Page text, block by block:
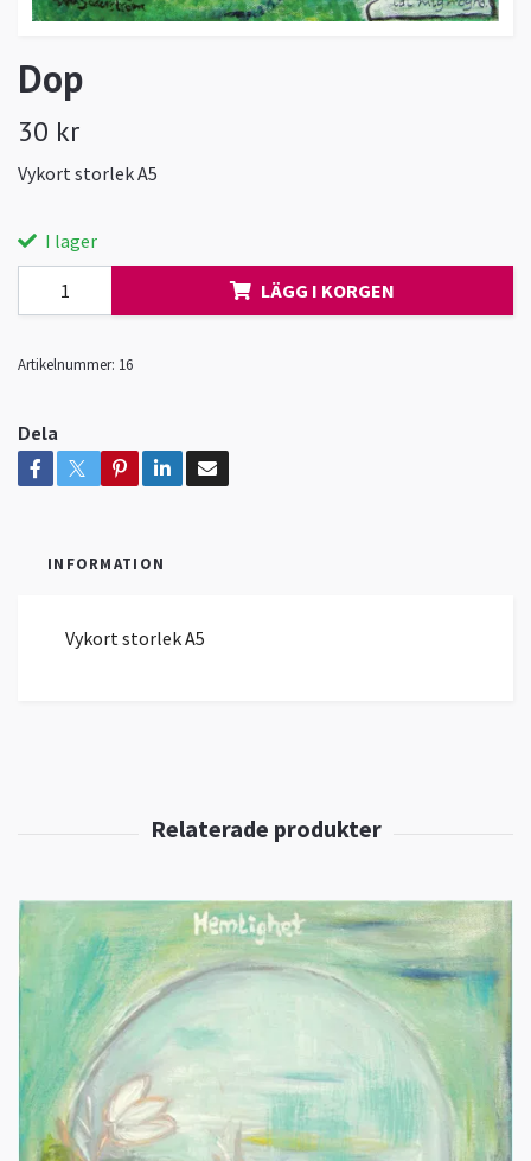
Dop
30 kr
Vykort storlek A5
I lager
LÄGG I KORGEN
Artikelnummer: 16
Dela
INFORMATION
Vykort storlek A5